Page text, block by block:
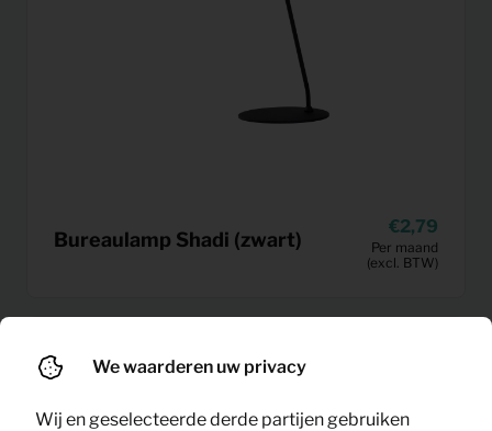
Bureaulamp Shadi (zwart)
2,79
Per maand
(excl. BTW)
We waarderen uw privacy
Wij en geselecteerde derde partijen gebruiken